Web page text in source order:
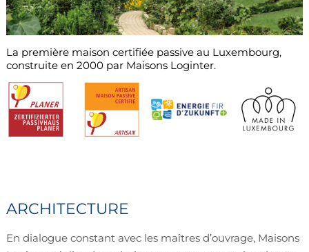
La première maison certifiée passive au Luxembourg,
construite en 2000 par Maisons Loginter.
ARCHITECTURE
En dialogue constant avec les maîtres d’ouvrage, Maisons